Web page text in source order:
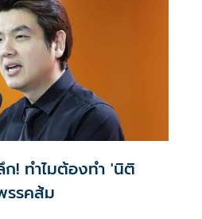
! ทำไมต้องทำ 'นิติ
รรคส้ม